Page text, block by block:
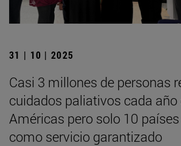
31 | 10 | 2025
Casi 3 millones de personas
cuidados paliativos cada año
Américas pero solo 10
como servicio garantizado